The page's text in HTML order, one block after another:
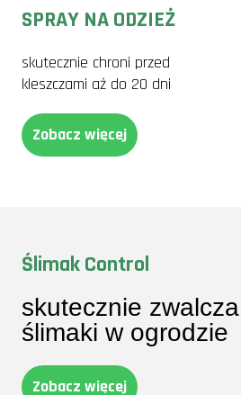
SPRAY NA ODZIEŻ
skutecznie chroni przed
kleszczami aż do 20 dni
Zobacz więcej
Ślimak Control
skutecznie zwalcza
ślimaki w ogrodzie
Zobacz więcej